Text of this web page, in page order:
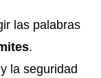
las palabras
.
la seguridad